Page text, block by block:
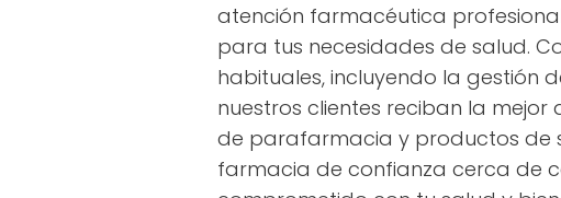
atención farmacéutica
para tus necesidades de salud.
habituales, incluyendo la gestión
nuestros clientes reciban la
de parafarmacia y productos de
farmacia de confianza cerca de